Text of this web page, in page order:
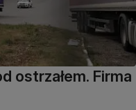
ostrzałem. Firma